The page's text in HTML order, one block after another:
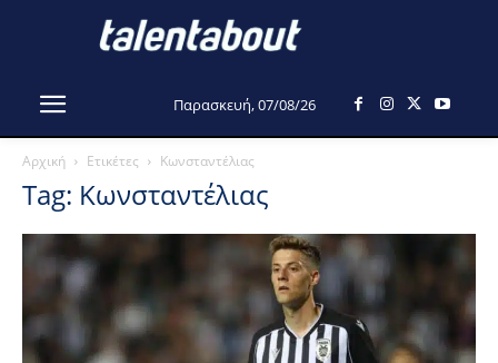
Παρασκευή, 07/08/26
Αρχική Ετικέτες Κωνσταντέλιας
Tag: Κωνσταντέλιας